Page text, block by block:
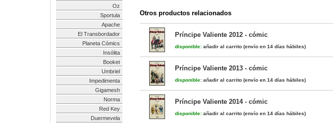
Oz
Sportula
Apache
El Transbordador
Planeta Cómics
Insólita
Booket
Umbriel
Impedimenta
Gigamesh
Norma
Red Key
Duermevela
Otros productos relacionados
Príncipe Valiente 2012 - cómic
disponible: añadir al carrito (envío en 14 días hábiles)
Príncipe Valiente 2013 - cómic
disponible: añadir al carrito (envío en 14 días hábiles)
Príncipe Valiente 2014 - cómic
disponible: añadir al carrito (envío en 14 días hábiles)